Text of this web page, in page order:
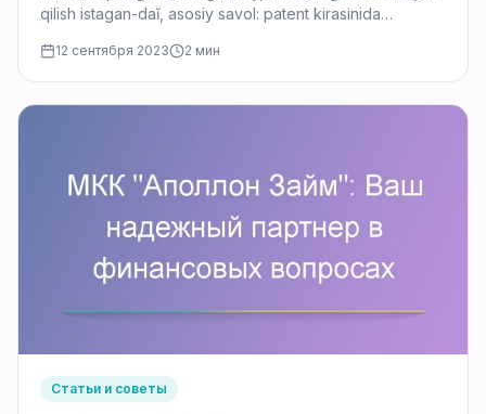
qilish istagan-daĭ, asosiy savol: patent kirasinida
12 сентября 2023 2 мин
Статьи и советы